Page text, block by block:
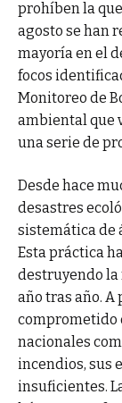
prohíben la
agosto se han
mayoría en el
focos
Monitoreo de
ambiental que
una serie de
Desde hace
desastres
sistemática de
Esta práctica
destruyendo la
año tras año. A
comprometido
nacionales
incendios, sus
insuficientes.